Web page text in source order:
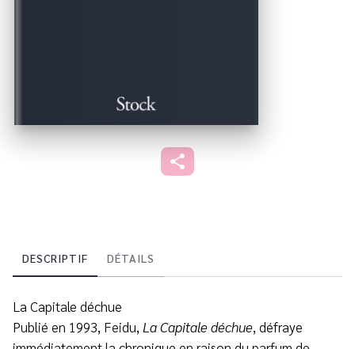
DESCRIPTIF DÉTAILS
La Capitale déchue
Publié en 1993, Feidu, La Capitale déchue, défraye